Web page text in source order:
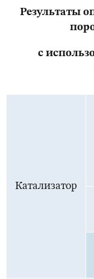
Результаты
с
Катализатор